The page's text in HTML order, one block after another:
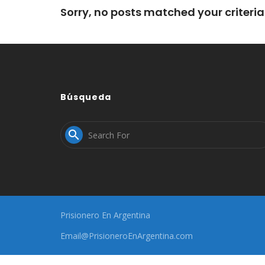
Sorry, no posts matched your
Búsqueda

Prisionero En Argentina
Email@PrisioneroEnArgentina.com